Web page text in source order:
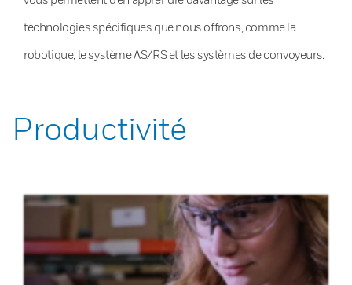
technologies spécifiques que nous offrons, comme la
robotique, le système AS/RS et les systèmes de convoyeurs.
Productivité